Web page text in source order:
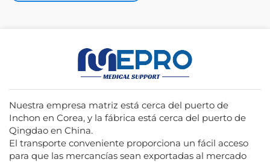
Nuestra empresa matriz está cerca del puerto de
Inchon en Corea, y la fábrica está cerca del puerto de
Qingdao en China.
El transporte conveniente proporciona un fácil acceso
para que las mercancías sean exportadas al mercado